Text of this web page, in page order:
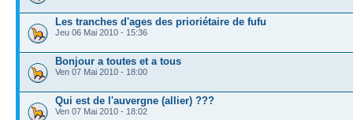
Les tranches d'ages des prioriétaire de fufu
Jeu 06 Mai 2010 - 15:36
Bonjour a toutes et a tous
Ven 07 Mai 2010 - 18:00
Qui est de l'auvergne (allier) ???
Ven 07 Mai 2010 - 18:02